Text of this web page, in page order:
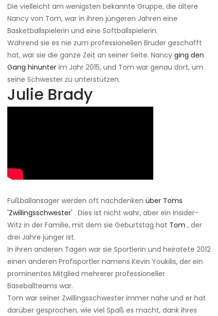
Die vielleicht am wenigsten bekannte Gruppe, die ältere
Nancy von Tom, war in ihren jüngeren Jahren eine
Basketballspielerin und eine Softballspielerin.
Während sie es nie zum professionellen Bruder geschafft
hat, war sie die ganze Zeit an seiner Seite. Nancy ging den
Gang hinunter im Jahr 2015, und Tom war genau dort, um
seine Schwester zu unterstützen.
Julie Brady
Fußballansager werden oft nachdenken über Toms
'Zwillingsschwester' . Dies ist nicht wahr, aber ein Insider-
Witz in der Familie, mit dem sie Geburtstag hat Tom , der
drei Jahre jünger ist.
In ihren anderen Tagen war sie Sportlerin und heiratete 2012
einen anderen Profisportler namens Kevin Youkilis, der ein
prominentes Mitglied mehrerer professioneller
Baseballteams war.
Tom war seiner Zwillingsschwester immer nahe und er hat
darüber gesprochen, wie viel Spaß es macht, dank ihres